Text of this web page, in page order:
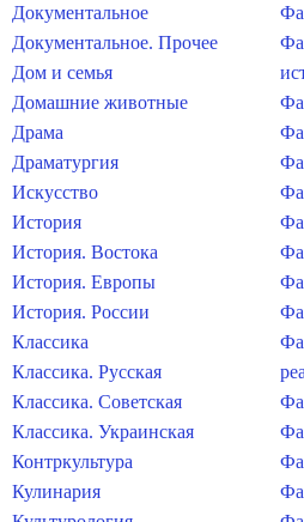
Документальное
Документальное. Прочее
Дом и семья
Домашние животные
Драма
Драматургия
Искусство
История
История. Востока
История. Европы
История. России
Классика
Классика. Русская
Классика. Советская
Классика. Украинская
Контркультура
Кулинария